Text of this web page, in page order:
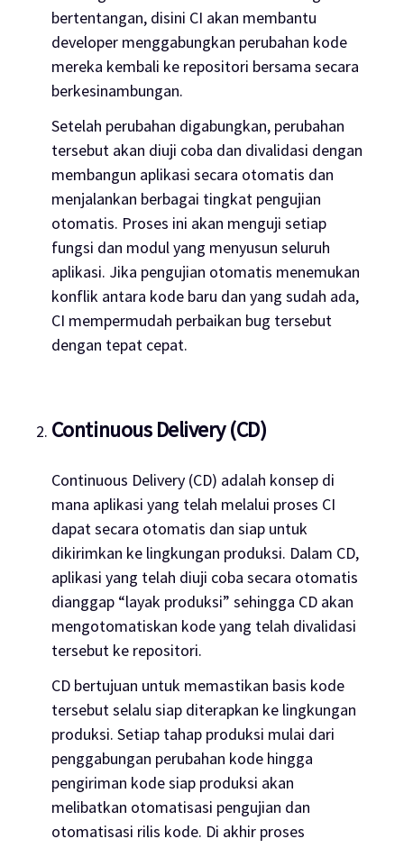
bertentangan, disini CI akan membantu
developer menggabungkan perubahan kode
mereka kembali ke repositori bersama secara
berkesinambungan.
Setelah perubahan digabungkan, perubahan
tersebut akan diuji coba dan divalidasi dengan
membangun aplikasi secara otomatis dan
menjalankan berbagai tingkat pengujian
otomatis. Proses ini akan menguji setiap
fungsi dan modul yang menyusun seluruh
aplikasi. Jika pengujian otomatis menemukan
konflik antara kode baru dan yang sudah ada,
CI mempermudah perbaikan bug tersebut
dengan tepat cepat.
Continuous Delivery (CD)
Continuous Delivery (CD) adalah konsep di
mana aplikasi yang telah melalui proses CI
dapat secara otomatis dan siap untuk
dikirimkan ke lingkungan produksi. Dalam CD,
aplikasi yang telah diuji coba secara otomatis
dianggap “layak produksi” sehingga CD akan
mengotomatiskan kode yang telah divalidasi
tersebut ke repositori.
CD bertujuan untuk memastikan basis kode
tersebut selalu siap diterapkan ke lingkungan
produksi. Setiap tahap produksi mulai dari
penggabungan perubahan kode hingga
pengiriman kode siap produksi akan
melibatkan otomatisasi pengujian dan
otomatisasi rilis kode. Di akhir proses